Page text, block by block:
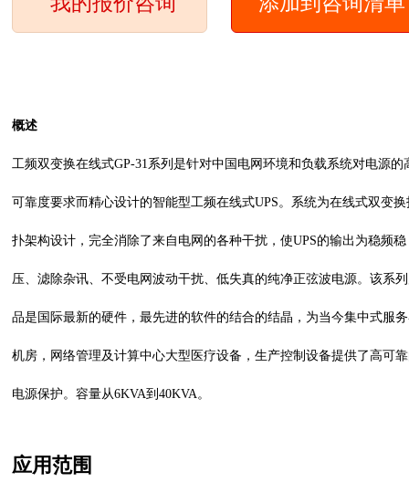
概述
工频双变换在线式GP-31系列是针对中国电网环境和负载系统对电源的
可靠度要求而精心设计的智能型工频在线式UPS。系统为在线式双变换
扑架构设计，完全消除了来自电网的各种干扰，使UPS的输出为稳频稳
压、滤除杂讯、不受电网波动干扰、低失真的纯净正弦波电源。该系
品是国际最新的硬件，最先进的软件的结合的结晶，为当今集中式服
机房，网络管理及计算中心大型医疗设备，生产控制设备提供了高可
电源保护。容量从6KVA到40KVA。
应用范围